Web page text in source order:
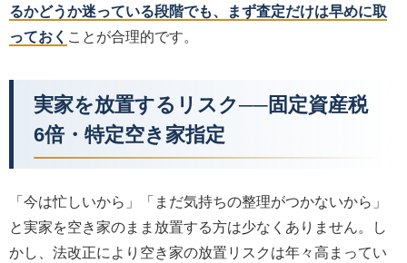
るかどうか迷っている段階でも、まず査定だけは早めに取
っておく ことが合理的です。
実家を放置するリスク──固定資産税
6倍・特定空き家指定
「今は忙しいから」「まだ気持ちの整理がつかないから」
と実家を空き家のまま放置する方は少なくありません。し
かし、法改正により空き家の放置リスクは年々高まってい